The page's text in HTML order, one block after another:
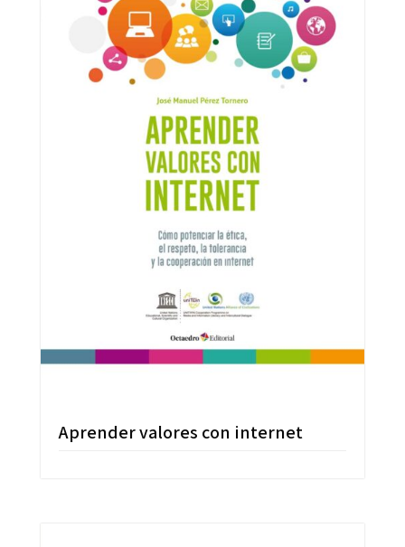
Aprender valores con internet